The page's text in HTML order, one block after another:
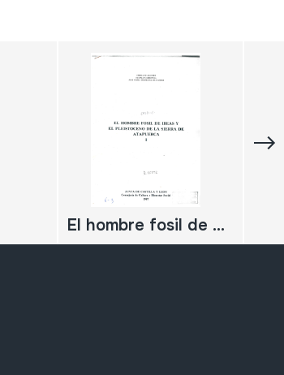
El hombre fosil de Ibeas y el pleistoceno de la sierra de Atapuerca.